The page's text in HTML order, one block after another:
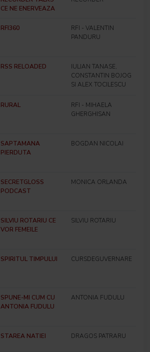
CE NE ENERVEAZA
RFI360
RFI - VALENTIN
PANDURU
RSS RELOADED
IULIAN TANASE,
CONSTANTIN BOJOG
SI ALEX TOCILESCU
RURAL
RFI - MIHAELA
GHERGHISAN
SAPTAMANA
PIERDUTA
BOGDAN NICOLAI
SECRETGLOSS
PODCAST
MONICA ORLANDA
SILVIU ROTARIU CE
VOR FEMEILE
SILVIU ROTARIU
SPIRITUL TIMPULUI CURSDEGUVERNARE
SPUNE-MI CUM CU
ANTONIA FUDULU
ANTONIA FUDULU
STAREA NATIEI DRAGOS PATRARU